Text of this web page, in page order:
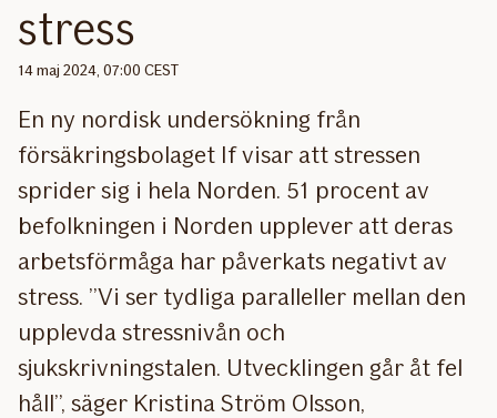
stress
14 maj 2024, 07:00 CEST
En ny nordisk undersökning från
försäkringsbolaget If visar att stressen
sprider sig i hela Norden. 51 procent av
befolkningen i Norden upplever att deras
arbetsförmåga har påverkats negativt av
stress. ”Vi ser tydliga paralleller mellan den
upplevda stressnivån och
sjukskrivningstalen. Utvecklingen går åt fel
håll”, säger Kristina Ström Olsson,